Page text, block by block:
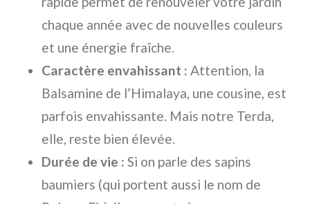
chaque année avec de nouvelles couleurs
et une énergie fraîche.
Caractère envahissant : Attention, la
Balsamine de l’Himalaya, une cousine, est
parfois envahissante. Mais notre Terda,
elle, reste bien élevée.
Durée de vie : Si on parle des sapins
baumiers (qui portent aussi le nom de